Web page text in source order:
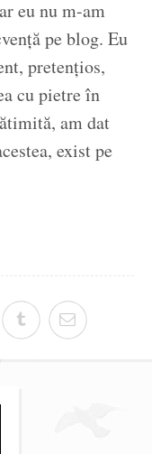
eu nu m-am
pe blog. Eu
pretențios,
cu pietre în
am dat
exist pe